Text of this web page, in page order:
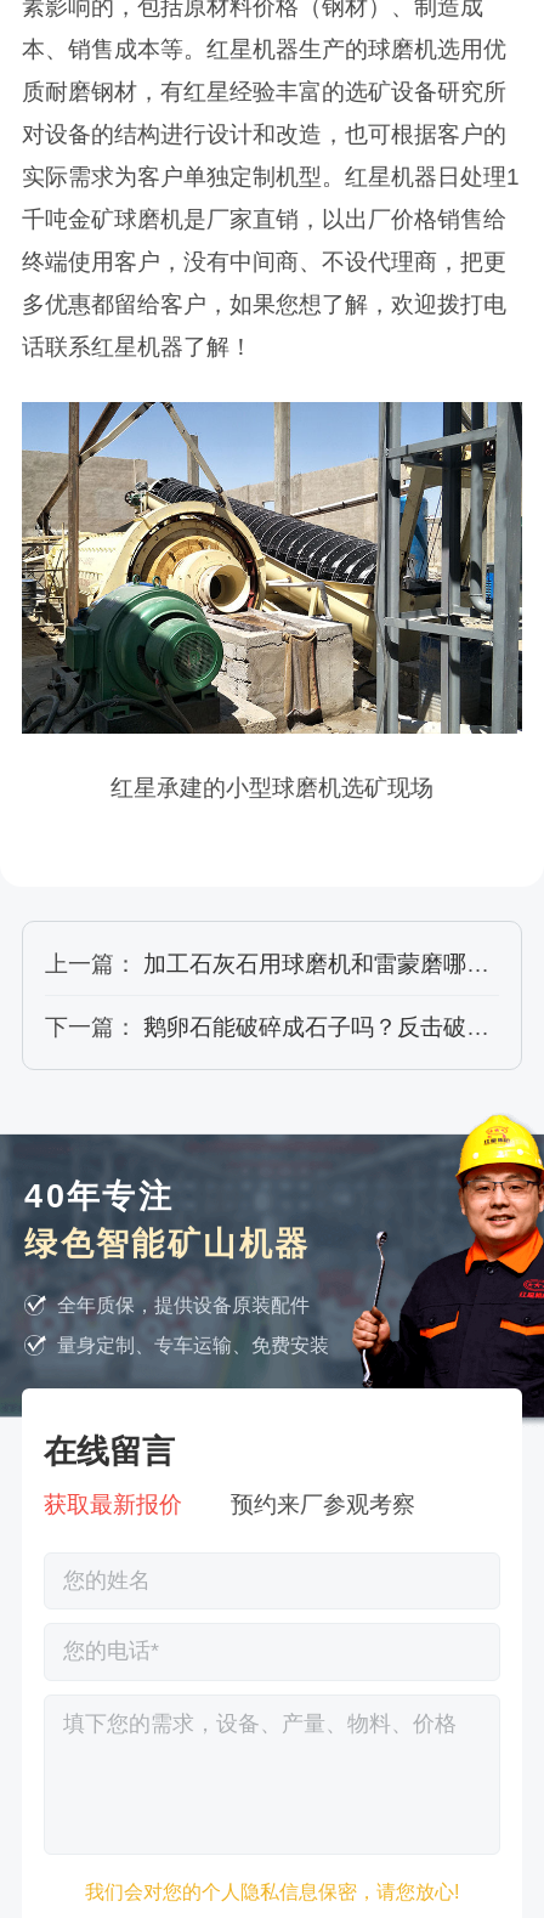
素影响的，包括原材料价格（钢材）、制造成
本、销售成本等。红星机器生产的球磨机选用优
质耐磨钢材，有红星经验丰富的选矿设备研究所
对设备的结构进行设计和改造，也可根据客户的
实际需求为客户单独定制机型。红星机器日处理1
千吨金矿球磨机是厂家直销，以出厂价格销售给
终端使用客户，没有中间商、不设代理商，把更
多优惠都留给客户，如果您想了解，欢迎拨打电
话联系红星机器了解！
红星承建的小型球磨机选矿现场
上一篇： 加工石灰石用球磨机和雷蒙磨哪个好？专业磨机厂家为您解析
下一篇： 鹅卵石能破碎成石子吗？反击破碎机和圆锥破哪个好？
40年专注
绿色智能矿山机器
全年质保，提供设备原装配件
量身定制、专车运输、免费安装
在线留言
获取最新报价 预约来厂参观考察
我们会对您的个人隐私信息保密，请您放心!